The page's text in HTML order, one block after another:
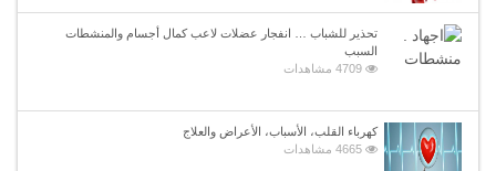
تحذير للشباب … انفجار عضلات لاعب كمال أجسام والمنشطات
السبب
4709 مشاهدات
كهرباء القلب، الأسباب، الأعراض والعلاج
4665 مشاهدات